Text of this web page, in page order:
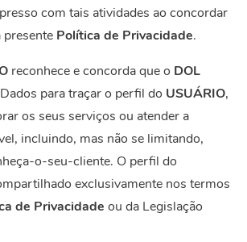
com tais atividades ao concordar
Política de Privacidade.
reconhece e concorda que o DOL
para traçar o perfil do USUÁRIO,
os seus serviços ou atender a
incluindo, mas não se limitando,
o-seu-cliente. O perfil do
exclusivamente nos termos
de Privacidade ou da Legislação